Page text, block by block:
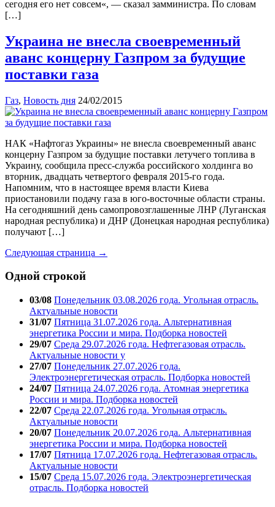
сегодня его нет совсем«, — сказал замминистра. По словам
[…]
Украина не внесла своевременный
аванс концерну Газпром за будущие
поставки газа
Газ, Новость дня 24/02/2015
НАК «Нафтогаз Украины» не внесла своевременный аванс
концерну Газпром за будущие поставки летучего топлива в
Украину, сообщила пресс-служба российского холдинга во
вторник, двадцать четвертого февраля 2015-го года.
Напомним, что в настоящее время власти Киева
приостановили подачу газа в юго-восточные области страны.
На сегодняшний день самопровозглашенные ЛНР (Луганская
народная республика) и ДНР (Донецкая народная республика)
получают […]
Следующая страница →
Одной строкой
03/08 Понедельник 03.08.2026 года. Угольная отрасль.
Актуальные новости
31/07 Пятница 31.07.2026 года. Альтернативная
энергетика России и мира. Подборка новостей
29/07 Среда 29.07.2026 года. Нефтегазовая отрасль.
Актуальные новости у
27/07 Понедельник 27.07.2026 года.
Электроэнергетическая отрасль. Подборка новостей
24/07 Пятница 24.07.2026 года. Атомная энергетика
России и мира. Подборка новостей
22/07 Среда 22.07.2026 года. Угольная отрасль.
Актуальные новости
20/07 Понедельник 20.07.2026 года. Альтернативная
энергетика России и мира. Подборка новостей
17/07 Пятница 17.07.2026 года. Нефтегазовая отрасль.
Актуальные новости
15/07 Среда 15.07.2026 года. Электроэнергетическая
отрасль. Подборка новостей